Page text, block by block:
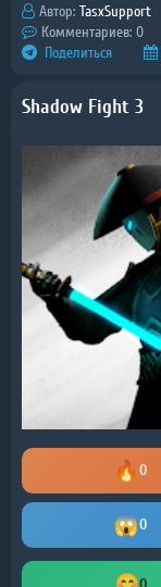
Автор: TasxSupport
Комментариев: 0
Поделиться
Shadow Fight 3
0
0